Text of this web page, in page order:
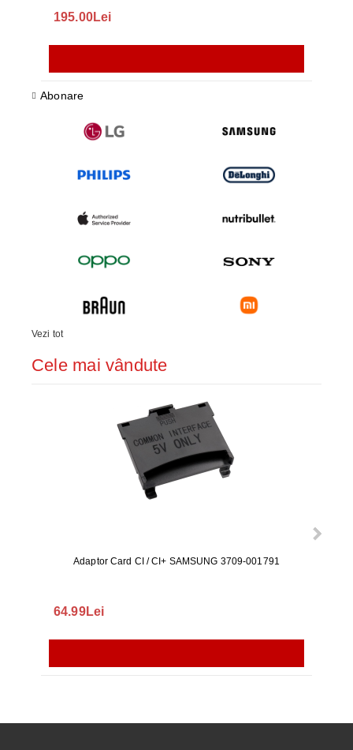
195.00Lei
Abonare
Vezi tot
Cele mai vândute
Adaptor Card CI / CI+ SAMSUNG 3709-001791
64.99Lei